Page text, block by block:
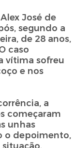
José de
segundo a
de 28 anos,
caso
vítima sofreu
e nos
a
começaram
unhas
o depoimento,